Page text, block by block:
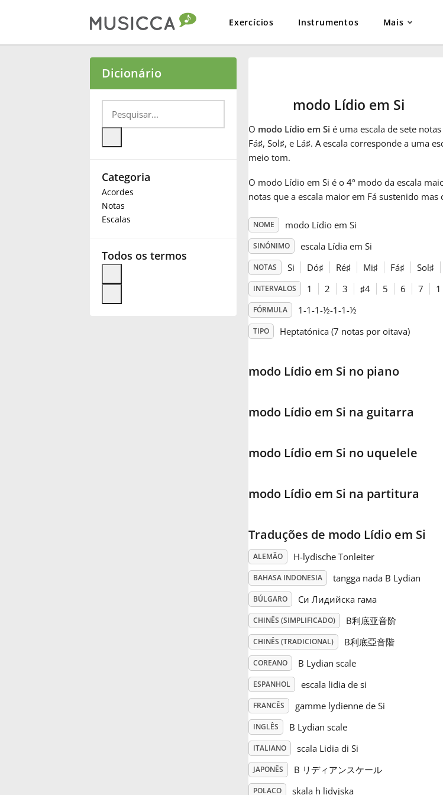
Exercícios Instrumentos Mais
Български
Deutsch
Français
Dicionário
Categoria
Acordes
Notas
Escalas
Todos os termos
modo Lídio em Si
O modo Lídio em Si é uma escala de sete
Fá♯, Sol♯, e Lá♯. A escala corresponde a uma
meio tom.
O modo Lídio em Si é o 4º modo da escala
notas que a escala maior em Fá sustenido
NOME modo Lídio em Si
SINÓNIMO escala Lídia em Si
NOTAS Si Dó♯ Ré♯ Mi♯ Fá♯ Sol♯
INTERVALOS 1 2 3 ♯4 5 6 7 1
FÓRMULA 1-1-1-½-1-1-½
TIPO Heptatónica (7 notas por oitava)
modo Lídio em Si no piano
modo Lídio em Si na guitarra
modo Lídio em Si no uquelele
modo Lídio em Si na partitura
Traduções de modo Lídio em Si
ALEMÃO H-lydische Tonleiter
BAHASA INDONESIA tangga nada B Lydian
BÚLGARO Си Лидийска гама
CHINÊS (SIMPLIFICADO) B利底亚音阶
CHINÊS (TRADICIONAL) B利底亞音階
COREANO B Lydian scale
ESPANHOL escala lidia de si
FRANCÊS gamme lydienne de Si
INGLÊS B Lydian scale
ITALIANO scala Lidia di Si
JAPONÊS B リディアンスケール
POLACO skala h lidyjska